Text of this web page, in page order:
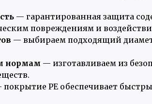
— гарантированная защита
повреждениям и
— выбираем подходящий
нормам — изготавливаем из
покрытие PE обеспечивает